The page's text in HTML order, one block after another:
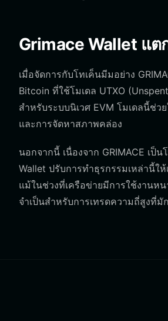
Grimace Wallet แต
เมื่อจัดการกับโทเค็นมีมอย่าง
Bitcoin ที่ใช้โมเดล UTXO
สำหรับระบบนิเวศ EVM โมเดลนี้ช่
และการจัดหาสภาพคล่อง
นอกจากนี้ เนื่องจาก GRIMACE เป็
Wallet ปรับการทำธุรกรรมเหล่านี้ใ
แม้ในช่วงที่เครือข่ายมีการใช้งานห
จำเป็นสำหรับการเทรดความถี่สูงที่